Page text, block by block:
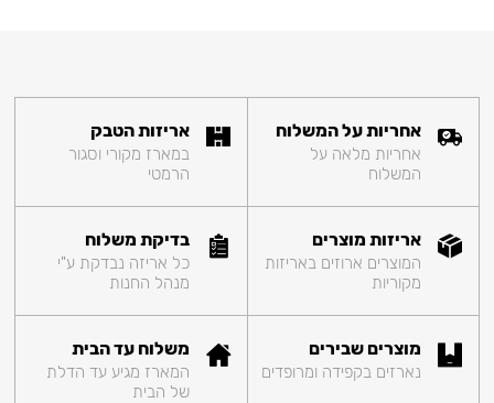
אחריות על המשלוח
אחריות מלאה על
המשלוח
אריזות הטבק
במארז מקורי וסגור
הרמטי
אריזות מוצרים
המוצרים ארוזים באריזות
מקוריות
בדיקת משלוח
כל אריזה נבדקת ע"י
מנהל החנות
מוצרים שבירים
נארזים בקפידה ומרופדים
משלוח עד הבית
המארז מגיע עד הדלת
של הבית